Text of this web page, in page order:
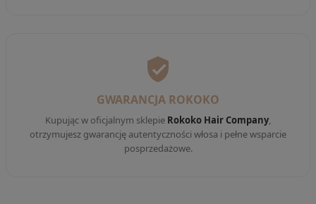
GWARANCJA ROKOKO
Kupując w oficjalnym sklepie Rokoko Hair Company,
otrzymujesz gwarancję autentyczności włosa i pełne wsparcie
posprzedażowe.